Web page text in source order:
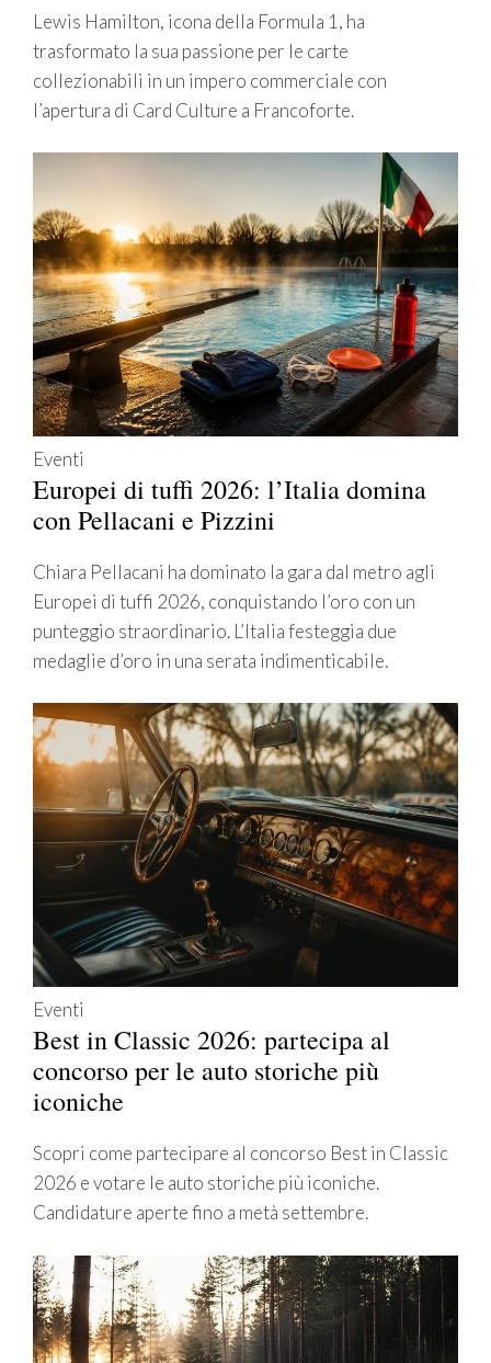
Lewis Hamilton, icona della Formula 1, ha
trasformato la sua passione per le carte
collezionabili in un impero commerciale con
l’apertura di Card Culture a Francoforte.
Eventi
Europei di tuffi 2026: l’Italia domina
con Pellacani e Pizzini
Chiara Pellacani ha dominato la gara dal metro agli
Europei di tuffi 2026, conquistando l’oro con un
punteggio straordinario. L’Italia festeggia due
medaglie d’oro in una serata indimenticabile.
Eventi
Best in Classic 2026: partecipa al
concorso per le auto storiche più
iconiche
Scopri come partecipare al concorso Best in Classic
2026 e votare le auto storiche più iconiche.
Candidature aperte fino a metà settembre.